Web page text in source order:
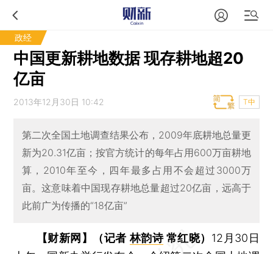
政经
中国更新耕地数据 现存耕地超20
亿亩
2013年12月30日 10:42 T中
第二次全国土地调查结果公布，2009年底耕地总量更
新为20.31亿亩；按官方统计的每年占用600万亩耕地
算，2010年至今，四年最多占用不会超过3000万
亩。这意味着中国现存耕地总量超过20亿亩，远高于
此前广为传播的“18亿亩”
【财新网】（记者林韵诗常红晓） 12月30日